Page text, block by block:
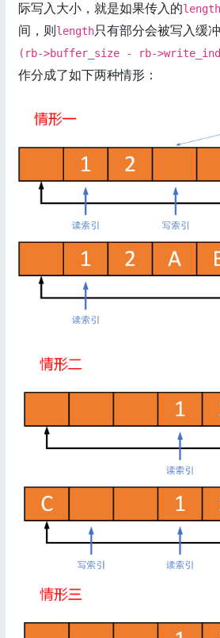
际写入大小，就是如果传入的length
间，则length只有部分会被写入缓
(rb->buffer_size - rb-
作分成了如下两种情形：